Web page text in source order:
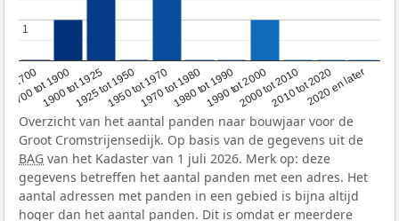
1700
1700 tot 1900
1900 tot 19251925 tot 19501950 tot 19701970 tot 19801980 tot 19901990 tot 20002000 tot 20102010 tot 20202020 en later
1
1
Overzicht van het aantal panden naar bouwjaar voor de
Groot Cromstrijensedijk. Op basis van de gegevens uit de
BAG van het Kadaster van 1 juli 2026. Merk op: deze
gegevens betreffen het aantal panden met een adres. Het
aantal adressen met panden in een gebied is bijna altijd
hoger dan het aantal panden. Dit is omdat er meerdere